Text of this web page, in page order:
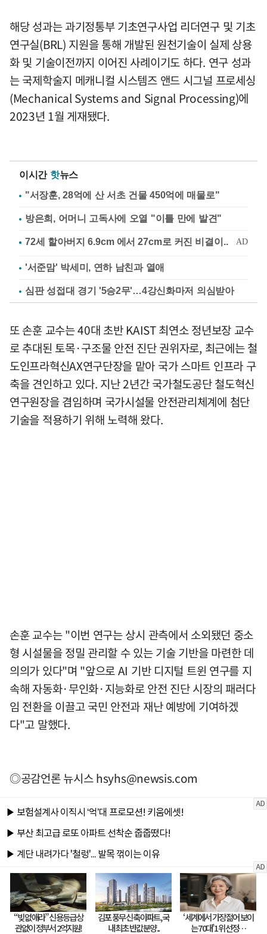
해당 성과는 과기정통부 기초연구사업 리더연구 및 기초
연구실(BRL) 지원을 통해 개발된 원천기술이 실제 상용
화 및 기술이전까지 이어진 사례이기도 하다. 연구 성과
는 국제학술지 메캐니컬 시스템즈 앤드 시그널 프로세싱
(Mechanical Systems and Signal Processing)에
2023년 1월 게재됐다.
이시간 핫뉴스
"서장훈, 28억에 산 서초 건물 450억에 매물로"
방은희, 어머니 고독사에 오열 "이틀 만에 발견"
'서준맘' 박세미, 연하 남친과 열애
심판 성접대 경기 '5승2무'…4강신화마저 의심받아
또 손훈 교수는 40대 초반 KAIST 최연소 정년보장 교수
로 추대된 토목·구조물 안전 진단 권위자로, 최근에는 철
도인프라혁신AX연구단장을 맡아 국가 스마트 인프라 구
축을 견인하고 있다. 지난 2년간 국가철도공단 철도혁신
연구원장을 겸임하며 국가시설물 안전관리체계에 첨단
기술을 적용하기 위해 노력해 왔다.
손훈 교수는 "이번 연구는 상시 관측에서 소외됐던 중소
형 시설물을 정밀 관리할 수 있는 기술 기반을 마련한 데
의의가 있다"며 "앞으로 AI 기반 디지털 트윈 연구를 지
속해 자동화·무인화·지능화로 안전 진단 시장의 패러다
임 전환을 이끌고 국민 안전과 재난 예방에 기여하겠
다"고 말했다.
◎공감언론 뉴시스hsyhs@newsis.com